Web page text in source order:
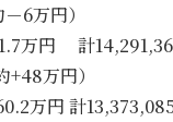
6万円）
万円 計
万円）
万円 計